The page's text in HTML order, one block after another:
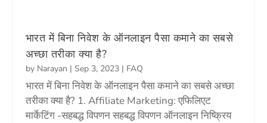
भारत में बिना निवेश के ऑनलाइन पैसा कमाने का सबसे
अच्छा तरीका क्या है?
by Narayan | Sep 3, 2023| FAQ
भारत में बिना निवेश के ऑनलाइन पैसा कमाने का सबसे अच्छा
तरीका क्या है? 1. Affiliate Marketing: एफिलिएट
मार्केटिंग -सहबद्ध विपणन सहबद्ध विपणन ऑनलाइन निष्क्रिय